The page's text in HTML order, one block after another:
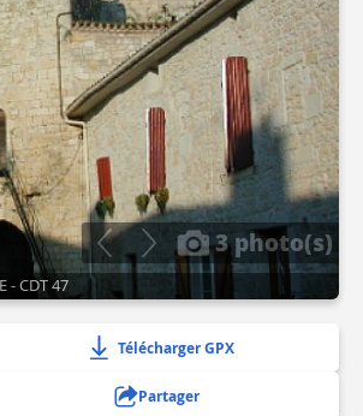
3 photo(s)
- CDT 47
Télécharger GPX
Partager